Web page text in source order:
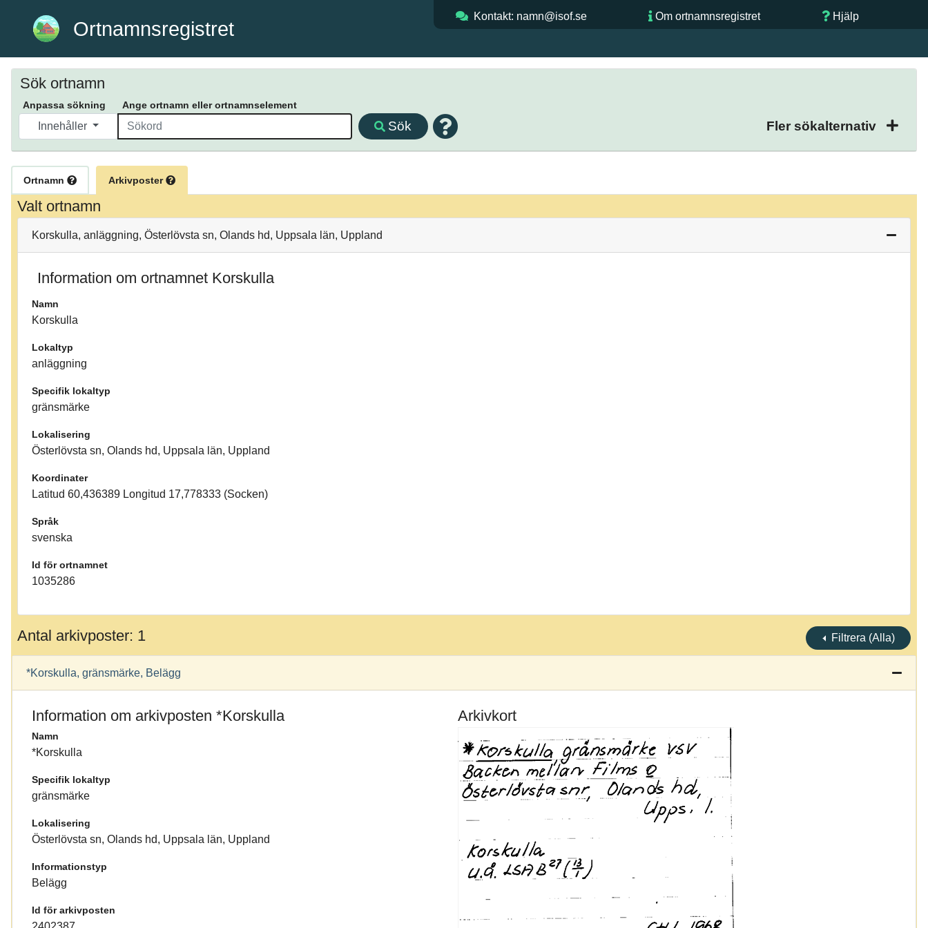
Ortnamnsregistret
Kontakt: namn@isof.se Om ortnamnsregistret Hjälp
Sök ortnamn
Anpassa sökning Ange ortnamn eller ortnamnselement
Innehåller Sök Fler sökalternativ
Ortnamn Arkivposter
Valt ortnamn
Korskulla, anläggning, Österlövsta sn, Olands hd, Uppsala län, Uppland
Information om ortnamnet Korskulla
Namn
Korskulla
Lokaltyp
anläggning
Specifik lokaltyp
gränsmärke
Lokalisering
Österlövsta sn, Olands hd, Uppsala län, Uppland
Koordinater
Latitud 60,436389 Longitud 17,778333 (Socken)
Språk
svenska
Id för ortnamnet
1035286
Antal arkivposter: 1 Filtrera (Alla)
*Korskulla, gränsmärke, Belägg
Information om arkivposten *Korskulla
Namn
*Korskulla
Specifik lokaltyp
gränsmärke
Lokalisering
Österlövsta sn, Olands hd, Uppsala län, Uppland
Informationstyp
Belägg
Id för arkivposten
Arkivkort